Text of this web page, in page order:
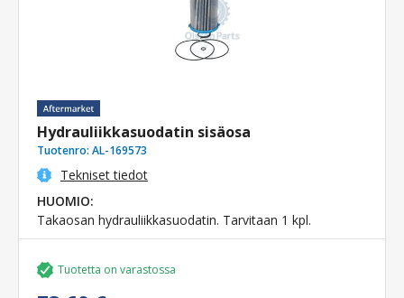
Hydrauliikkasuodatin sisäosa
Tuotenro: AL-169573
Tekniset tiedot
HUOMIO:
Takaosan hydrauliikkasuodatin. Tarvitaan 1 kpl.
Tuotetta on varastossa